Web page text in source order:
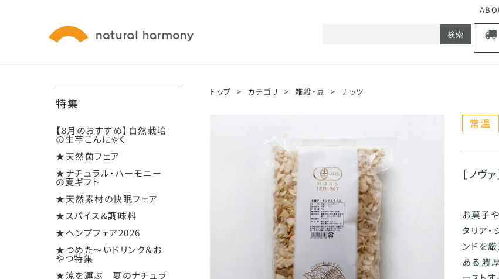
検索
特集
【8月のおすすめ】自然栽培
の生芋こんにゃく
★天然菌フェア
★ナチュラル・ハーモニー
の夏ギフト
★天然素材の快眠フェア
★スパイス＆調味料
★ヘンプフェア2026
★つめた～いドリンク＆お
やつ特集
★涼を運ぶ 夏のナチュラ
トップ > カテゴリ > 雑穀・豆 > ナッツ
［ノヴ
お菓子
タリア
ンドを
ある濃